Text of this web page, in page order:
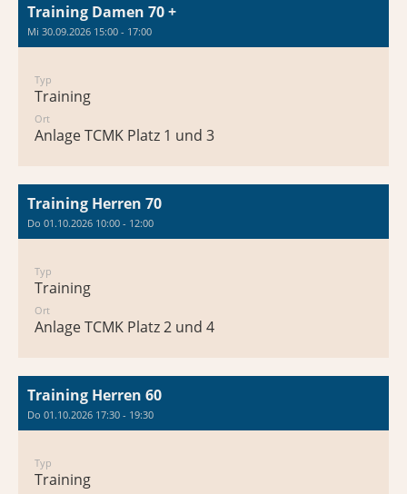
Training Damen 70 +
Mi 30.09.2026 15:00 - 17:00
Typ
Training
Ort
Anlage TCMK Platz 1 und 3
Training Herren 70
Do 01.10.2026 10:00 - 12:00
Typ
Training
Ort
Anlage TCMK Platz 2 und 4
Training Herren 60
Do 01.10.2026 17:30 - 19:30
Typ
Training